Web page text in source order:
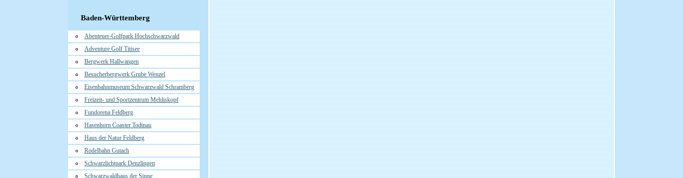
Baden-Württemberg
Abenteuer-Golfpark Hochschwarzwald
Adventure Golf Titisee
Bergwerk Hallwangen
Besucherbergwerk Grube Wenzel
Eisenbahnmuseum Schwarzwald Schramberg
Freizeit- und Sportzentrum Mehliskopf
Fundorena Feldberg
Hasenhorn Coaster Todtnau
Haus der Natur Feldberg
Rodelbahn Gutach
Schwarzlichtpark Denzlingen
Schwarzwaldhaus der Sinne